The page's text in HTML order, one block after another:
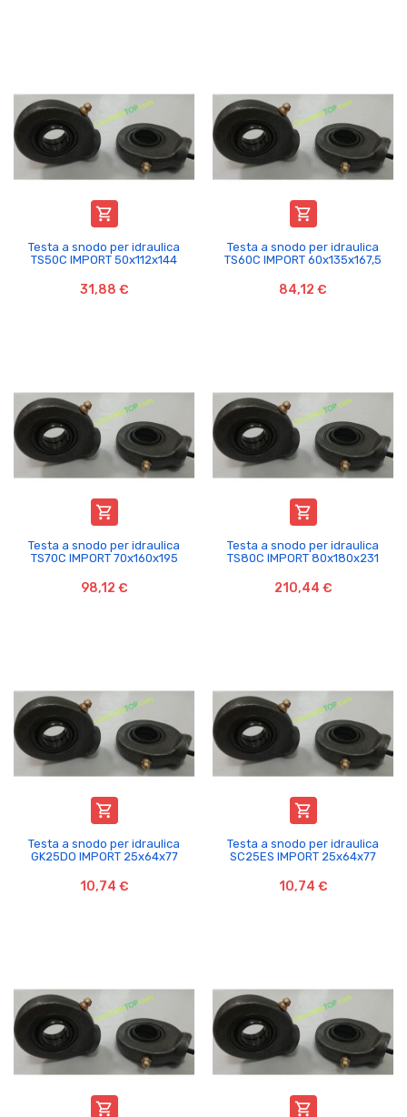

Testa a snodo per idraulica
TS50C IMPORT 50x112x144
31,88 €

Testa a snodo per idraulica
TS60C IMPORT 60x135x167,5
84,12 €

Testa a snodo per idraulica
TS70C IMPORT 70x160x195
98,12 €

Testa a snodo per idraulica
TS80C IMPORT 80x180x231
210,44 €

Testa a snodo per idraulica
GK25DO IMPORT 25x64x77
10,74 €

Testa a snodo per idraulica
SC25ES IMPORT 25x64x77
10,74 €
 